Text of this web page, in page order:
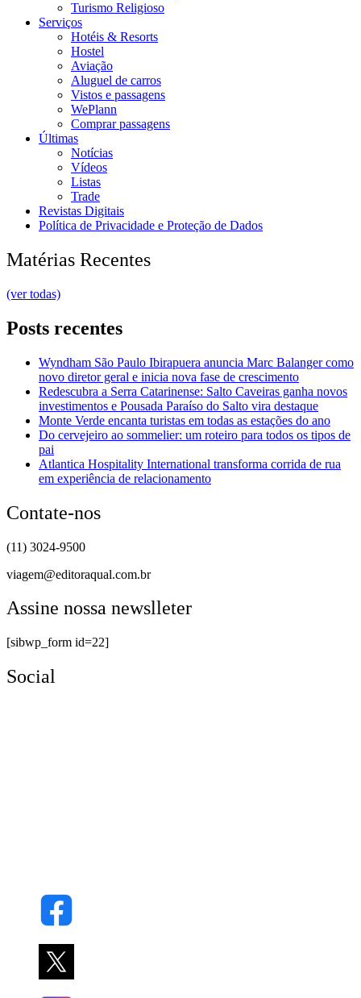
Turismo Religioso
Serviços
Hotéis & Resorts
Hostel
Aviação
Aluguel de carros
Vistos e passagens
WePlann
Comprar passagens
Últimas
Notícias
Vídeos
Listas
Trade
Revistas Digitais
Política de Privacidade e Proteção de Dados
Matérias Recentes
(ver todas)
Posts recentes
Wyndham São Paulo Ibirapuera anuncia Marc Balanger como
novo diretor geral e inicia nova fase de crescimento
Redescubra a Serra Catarinense: Salto Caveiras ganha novos
investimentos e Pousada Paraíso do Salto vira destaque
Monte Verde encanta turistas em todas as estações do ano
Do cervejeiro ao sommelier: um roteiro para todos os tipos de
pai
Atlantica Hospitality International transforma corrida de rua
em experiência de relacionamento
Contate-nos
(11) 3024-9500
viagem@editoraqual.com.br
Assine nossa newslleter
[sibwp_form id=22]
Social